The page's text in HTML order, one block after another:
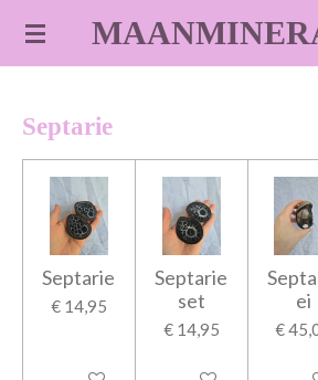
Ga
direct
hoofdinhoud
Septarie
Septarie
€ 14,95
Septarie
set
€ 14,95
ei
€